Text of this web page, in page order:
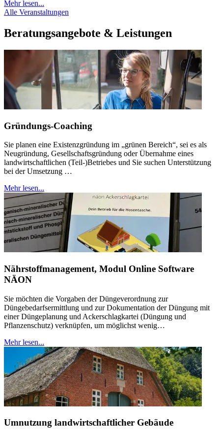
Mehr lesen...
Alle Veranstaltungen
Beratungsangebote & Leistungen
Gründungs-Coaching
Sie planen eine Existenzgründung im „grünen Bereich“, sei es als
Neugründung, Gesellschaftsgründung oder Übernahme eines
landwirtschaftlichen (Teil-)Betriebes und Sie suchen Unterstützung
bei der Umsetzung …
Mehr lesen...
Nährstoffmanagement, Modul Online Software
NÄON
Sie möchten die Vorgaben der Düngeverordnung zur
Düngebedarfsermittlung und zur Dokumentation der Düngung mit
einer Düngeplanung und Ackerschlagkartei (Düngung und
Pflanzenschutz) verknüpfen, um möglichst wenig…
Mehr lesen...
Umnutzung landwirtschaftlicher Gebäude